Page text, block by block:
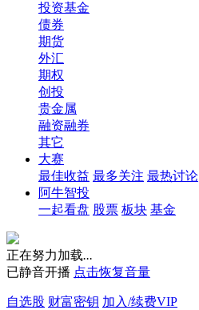
投资基金
债券
期货
外汇
期权
创投
贵金属
融资融券
其它
大赛
最佳收益 最多关注 最热讨论
阿牛智投
一起看盘 股票 板块 基金
正在努力加载...
已静音开播 点击恢复音量
自选股 财富密钥 加入/续费VIP